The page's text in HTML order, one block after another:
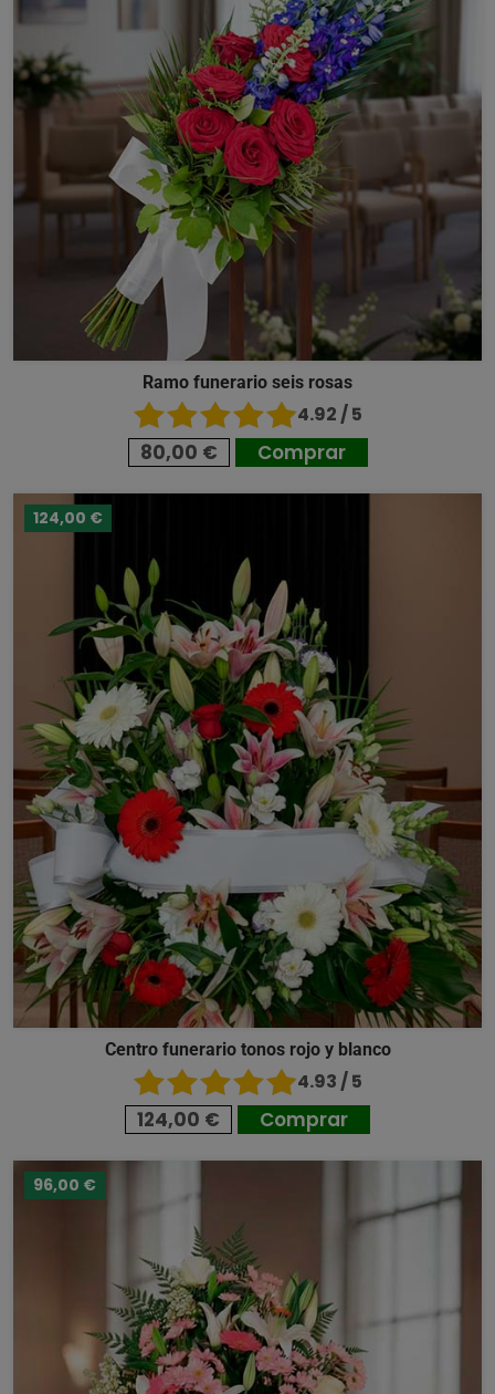
Ramo funerario seis rosas
4.92 / 5
80,00 € Comprar
124,00 €
Centro funerario tonos rojo y blanco
4.93 / 5
124,00 € Comprar
96,00 €